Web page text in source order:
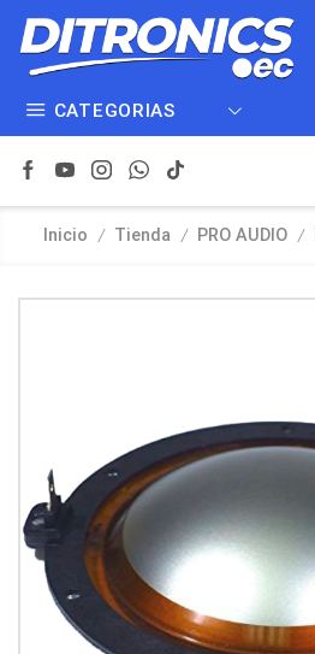
CATEGORIAS
Inicio / Tienda / PRO AUDIO /